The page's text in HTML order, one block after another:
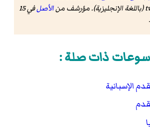
(باللغة الإنجليزية). مؤرشف منالأصل
في 15
.
ذات صلة :
الإسبانية